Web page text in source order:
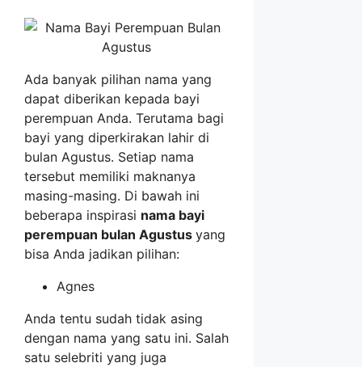
Ada banyak pilihan nama yang
dapat diberikan kepada bayi
perempuan Anda. Terutama bagi
bayi yang diperkirakan lahir di
bulan Agustus. Setiap nama
tersebut memiliki maknanya
masing-masing. Di bawah ini
beberapa inspirasi nama bayi
perempuan bulan Agustus yang
bisa Anda jadikan pilihan:
Agnes
Anda tentu sudah tidak asing
dengan nama yang satu ini. Salah
satu selebriti yang juga